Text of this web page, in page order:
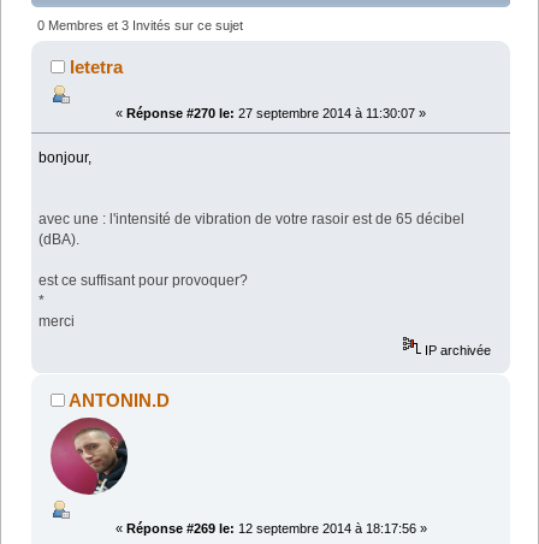
vibromasseurs... (Lu 423101 fois)
0 Membres et 3 Invités sur ce sujet
letetra
« Réponse #270 le: 27 septembre 2014 à 11:30:07 »
bonjour,
avec une : l'intensité de vibration de votre rasoir est de 65 décibel
(dBA).
est ce suffisant pour provoquer?
*
merci
IP archivée
ANTONIN.D
« Réponse #269 le: 12 septembre 2014 à 18:17:56 »